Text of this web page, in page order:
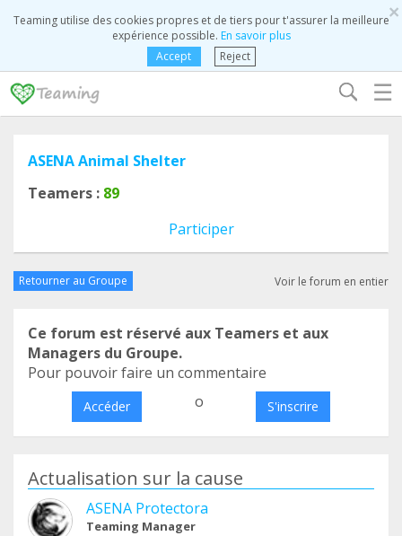
×
Teaming utilise des cookies propres et de tiers pour t'assurer la meilleure
expérience possible. En savoir plus
Accept
Reject
☰
ASENA Animal Shelter
Teamers : 89
Participer
Retourner au Groupe Voir le forum en entier
Ce forum est réservé aux Teamers et aux
Managers du Groupe.
Pour pouvoir faire un commentaire
Accéder o S'inscrire
Actualisation sur la cause
ASENA Protectora
Teaming Manager